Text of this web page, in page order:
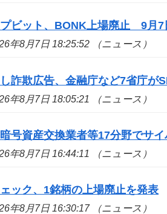
ビット、BONK上場廃止 9月7
年8月7日 18:25:52 （ニュース）
詐欺広告、金融庁など7省庁が
年8月7日 18:05:21 （ニュース）
号資産交換業者等17分野でサ
年8月7日 16:44:11 （ニュース）
ック、1銘柄の上場廃止を発表
年8月7日 16:30:17 （ニュース）